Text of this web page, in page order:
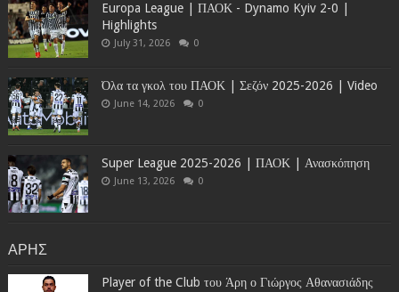
Europa League | ΠΑΟΚ - Dynamo Kyiv 2-0 |
Highlights
July 31, 2026 0
Όλα τα γκολ του ΠΑΟΚ | Σεζόν 2025-2026 | Video
June 14, 2026 0
Super League 2025-2026 | ΠΑΟΚ | Ανασκόπηση
June 13, 2026 0
ΑΡΗΣ
Player of the Club του Άρη ο Γιώργος Αθανασιάδης